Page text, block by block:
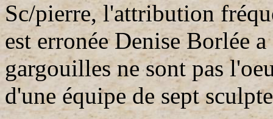
Sc/pierre, l'attribution
est erronée Denise Borlée
gargouilles ne sont pas
d'une équipe de sept